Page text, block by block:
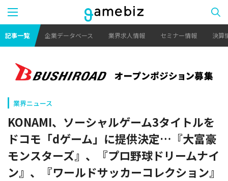
記事一覧 企業データベース 業界求人情報 セミナー情報 決算
業界ニュース
KONAMI、ソーシャルゲーム3タイトルを
ドコモ「dゲーム」に提供決定…『大富豪
モンスターズ』、『プロ野球ドリームナイ
ン』、『ワールドサッカーコレクション』